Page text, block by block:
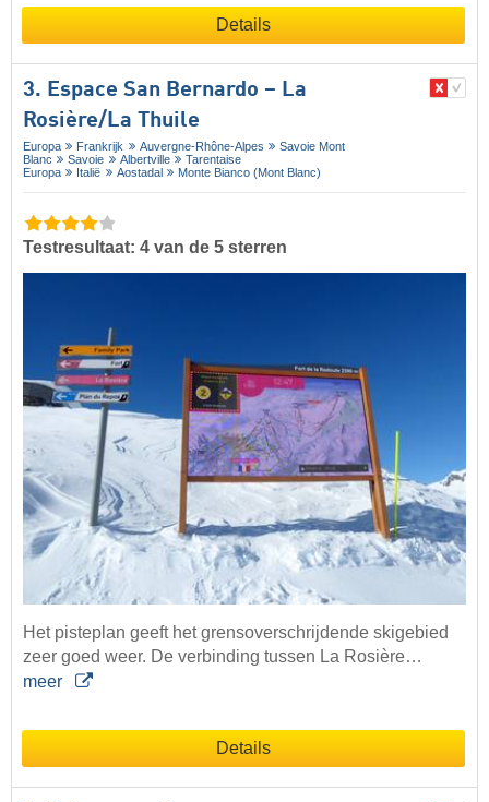
Details
3. Espace San Bernardo – La
Rosière/​La Thuile
Europa Frankrijk Auvergne-Rhône-Alpes
Savoie Mont
Blanc
Savoie Albertville
Tarentaise
Europa
Italië Aostadal Monte Bianco (Mont Blanc)
Testresultaat: 4 van de 5 sterren
Het pisteplan geeft het grensoverschrijdende skigebied
zeer goed weer. De verbinding tussen La Rosière…
meer
Details